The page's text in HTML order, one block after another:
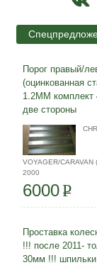
Порог правый/
(оцинкованная
1.2ММ комплект
две стороны
VOYAGER/CARAVAN
2000
6000P
Проставка
!!! после 2011-
30мм !!! шпильки